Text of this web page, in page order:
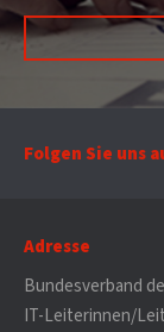
Folgen Sie uns
Adresse
Bundesverband
IT-Leiterinnen/